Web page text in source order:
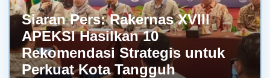
Siaran Pers: Rakernas XVIII
APEKSI Hasilkan 10
Rekomendasi Strategis untuk
Perkuat Kota Tangguh